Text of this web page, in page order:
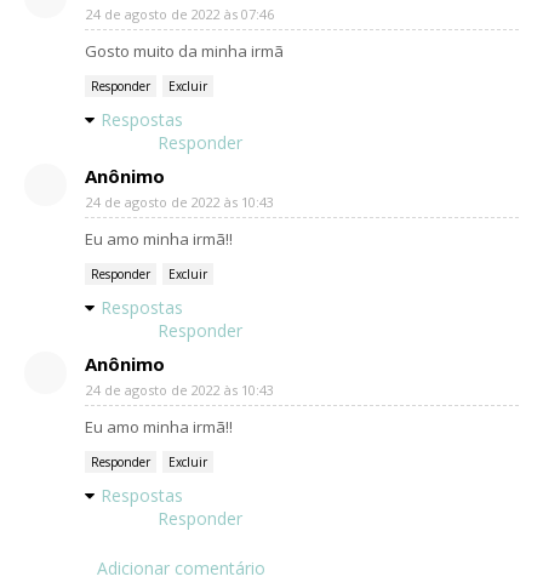
24 de agosto de 2022 às 07:46
Gosto muito da minha irmã
Responder Excluir
Respostas
Responder
Anônimo
24 de agosto de 2022 às 10:43
Eu amo minha irmã!!
Responder Excluir
Respostas
Responder
Anônimo
24 de agosto de 2022 às 10:43
Eu amo minha irmã!!
Responder Excluir
Respostas
Responder
Adicionar comentário